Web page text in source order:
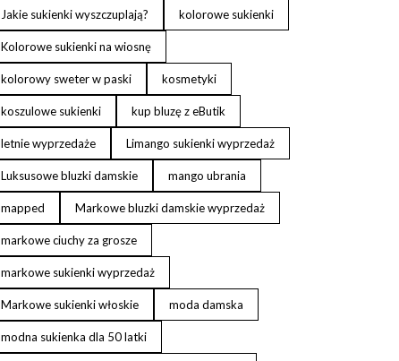
Jakie sukienki wyszczuplają? kolorowe sukienki
Kolorowe sukienki na wiosnę
kolorowy sweter w paski kosmetyki
koszulowe sukienki kup bluzę z eButik
letnie wyprzedaże Limango sukienki wyprzedaż
Luksusowe bluzki damskie mango ubrania
mapped Markowe bluzki damskie wyprzedaż
markowe ciuchy za grosze
markowe sukienki wyprzedaż
Markowe sukienki włoskie moda damska
modna sukienka dla 50 latki